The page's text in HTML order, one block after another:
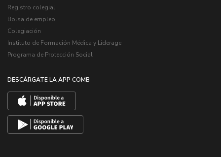
Registro colegial
Bolsa de empleo
Colegiación
Instituto de Formación Médica y Liderage
Programa de Protección Social
DESCÁRGATE LA APP COMB